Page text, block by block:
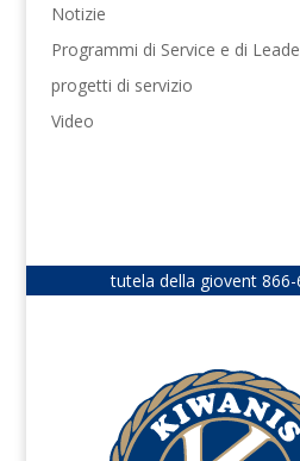
Notizie
Programmi di Service e di
progetti di servizio
Video
tutela della giovent 866-